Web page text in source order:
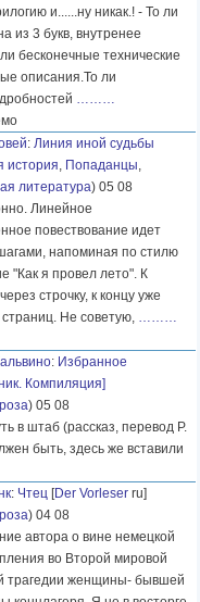
и......ну никак.! - То ли
из 3 букв, внутренее
бесконечные технические
описания.То ли
………
: Линия иной судьбы
история, Попаданцы,
литература) 05 08
Линейное
повествование идет
напоминая по стилю
"Как я провел лето". К
строчку, к концу уже
страниц. Не советую, ………
: Избранное
Компиляция]
) 05 08
в штаб (рассказ, перевод Р.
быть, здесь же вставили
: Чтец [Der Vorleser ru]
) 04 08
автора о вине немецкой
во Второй мировой
трагедии женщины- бывшей